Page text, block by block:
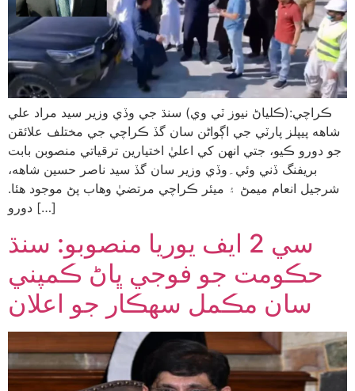
ڪراچي:(ڪلياڻ نيوز ٽي وي) سنڌ جي وڏي وزير سيد مراد علي
شاهه پيپلز پارٽي جي اڳواڻن سان گڏ ڪراچي جي مختلف علائقن
جو دورو ڪيو، جتي انهن کي اعليٰ اختيارين ترقياتي منصوبن بابت
بريفنگ ڏني وئي۔وڏي وزير سان گڏ سيد ناصر حسين شاهه،
شرجيل انعام ميمڻ ۽ ميئر ڪراچي مرتضيٰ وهاب پڻ موجود هئا.
دورو […]
سي 2 ايف يوريا منصوبو: سنڌ
حڪومت جو فوجي ڀاڻ ڪمپني
سان مڪمل سهڪار جو اعلان